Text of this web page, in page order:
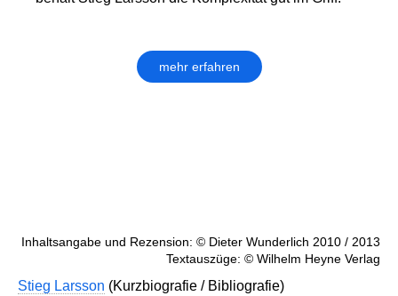
mehr erfahren
Inhaltsangabe und Rezension: © Dieter Wunderlich 2010 / 2013
Textauszüge: © Wilhelm Heyne Verlag
Stieg Larsson (Kurzbiografie / Bibliografie)